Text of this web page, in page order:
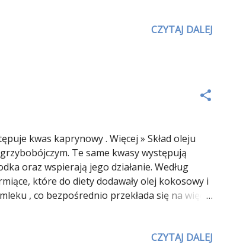
CZYTAJ DALEJ
kwas kaprynowy . Więcej » Skład oleju
Te same kwasy występują
oraz wspierają jego działanie. Według
które do diety dodawały olej kokosowy i
, co bezpośrednio przekłada się na więcej
CZYTAJ DALEJ